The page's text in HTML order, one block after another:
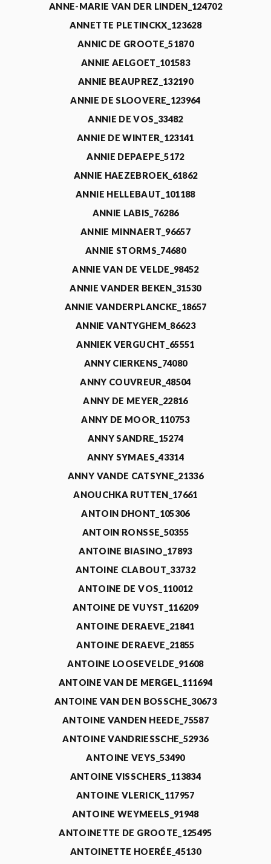
ANNE-MARIE VAN DER LINDEN_124702
ANNETTE PLETINCKX_123628
ANNIC DE GROOTE_51870
ANNIE AELGOET_101583
ANNIE BEAUPREZ_132190
ANNIE DE SLOOVERE_123964
ANNIE DE VOS_33482
ANNIE DE WINTER_123141
ANNIE DEPAEPE_5172
ANNIE HAEZEBROEK_61862
ANNIE HELLEBAUT_101188
ANNIE LABIS_76286
ANNIE MINNAERT_96657
ANNIE STORMS_74680
ANNIE VAN DE VELDE_98452
ANNIE VANDER BEKEN_31530
ANNIE VANDERPLANCKE_18657
ANNIE VANTYGHEM_86623
ANNIEK VERGUCHT_65551
ANNY CIERKENS_74080
ANNY COUVREUR_48504
ANNY DE MEYER_22816
ANNY DE MOOR_110753
ANNY SANDRE_15274
ANNY SYMAES_43314
ANNY VANDE CATSYNE_21336
ANOUCHKA RUTTEN_17661
ANTOIN DHONT_105306
ANTOIN RONSSE_50355
ANTOINE BIASINO_17893
ANTOINE CLABOUT_33732
ANTOINE DE VOS_110012
ANTOINE DE VUYST_116209
ANTOINE DERAEVE_21841
ANTOINE DERAEVE_21855
ANTOINE LOOSEVELDE_91608
ANTOINE VAN DE MERGEL_111694
ANTOINE VAN DEN BOSSCHE_30673
ANTOINE VANDEN HEEDE_75587
ANTOINE VANDRIESSCHE_52936
ANTOINE VEYS_53490
ANTOINE VISSCHERS_113834
ANTOINE VLERICK_117957
ANTOINE WEYMEELS_91948
ANTOINETTE DE GROOTE_125495
ANTOINETTE HOERÉE_45130